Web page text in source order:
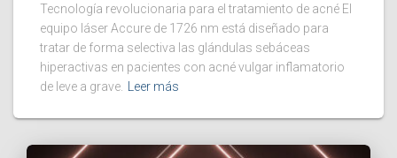
Tecnología revolucionaria para el tratamiento de acné El
equipo láser Accure de 1726 nm está diseñado para
tratar de forma selectiva las glándulas sebáceas
hiperactivas en pacientes con acné vulgar inflamatorio
de leve a grave.
Leer más